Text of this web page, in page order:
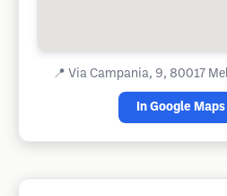
📍 Via Campania, 9, 80017
In Google